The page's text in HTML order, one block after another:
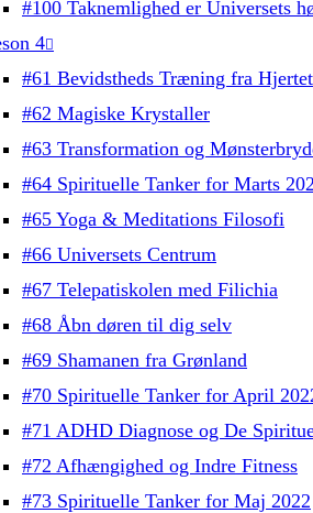
#100 Taknemlighed er Universets
4
#61 Bevidstheds Træning fra Hjertet
#62 Magiske Krystaller
#63 Transformation og
#64 Spirituelle Tanker for Marts
#65 Yoga & Meditations Filosofi
#66 Universets Centrum
#67 Telepatiskolen med Filichia
#68 Åbn døren til dig selv
#69 Shamanen fra Grønland
#70 Spirituelle Tanker for April
#71 ADHD Diagnose og De
#72 Afhængighed og Indre Fitness
#73 Spirituelle Tanker for Maj 2022